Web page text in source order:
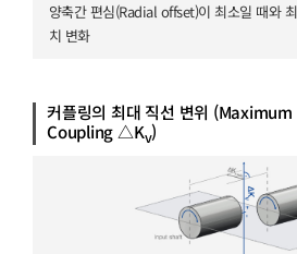
양축간 편심(Radial offset)이 최소일 때와
치 변화
커플링의 최대 직선 변위 (Maximum
Coupling △Kv)